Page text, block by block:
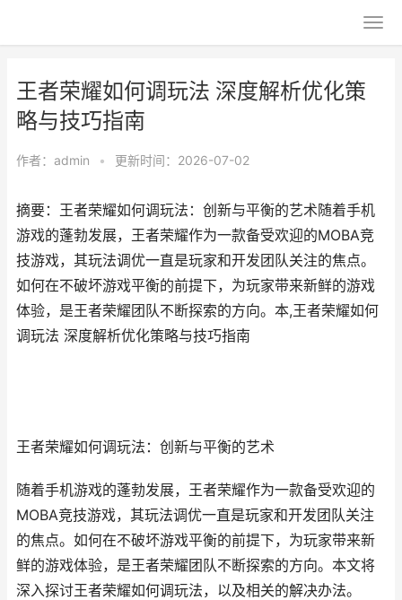
王者荣耀如何调玩法 深度解析优化策
略与技巧指南
作者： admin • 更新时间：2026-07-02
摘要：王者荣耀如何调玩法：创新与平衡的艺术随着手机
游戏的蓬勃发展，王者荣耀作为一款备受欢迎的MOBA竞
技游戏，其玩法调优一直是玩家和开发团队关注的焦点。
如何在不破坏游戏平衡的前提下，为玩家带来新鲜的游戏
体验，是王者荣耀团队不断探索的方向。本,王者荣耀如何
调玩法 深度解析优化策略与技巧指南
王者荣耀如何调玩法：创新与平衡的艺术
随着手机游戏的蓬勃发展，王者荣耀作为一款备受欢迎的
MOBA竞技游戏，其玩法调优一直是玩家和开发团队关注
的焦点。如何在不破坏游戏平衡的前提下，为玩家带来新
鲜的游戏体验，是王者荣耀团队不断探索的方向。本文将
深入探讨王者荣耀如何调玩法，以及相关的解决办法。